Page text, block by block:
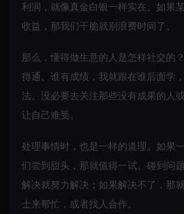
利润，就像真金白银一样实在。如果
收益，那我们干脆就别浪费时间了。
那么，懂得做生意的人是怎样社交的
得通、谁有成绩，我就跟在谁后面学
法。没必要去关注那些没有成果的人
让自己难受。
处理事情时，也是一样的道理。如果
们尝到甜头，那就值得一试。碰到问
解决就努力解决；如果解决不了，那
士来帮忙，或者找人合作。